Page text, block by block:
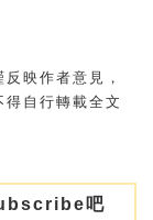
映作者意見，
自行轉載全文
吧